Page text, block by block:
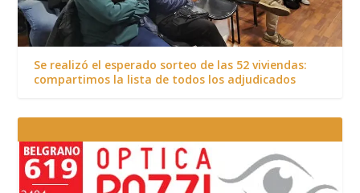
Se realizó el esperado sorteo de las 52 viviendas:
compartimos la lista de todos los adjudicados